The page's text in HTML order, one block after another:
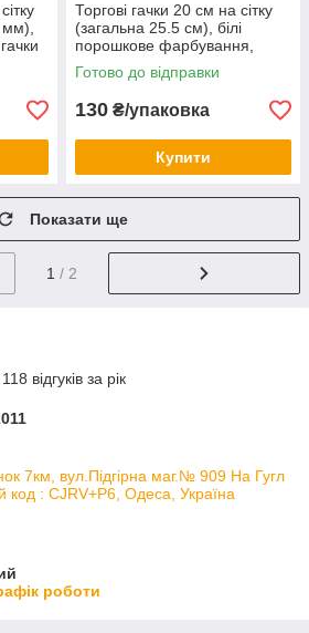
мм),
см
Торгові гачки 20 см на сітку
(загальна 25.5 см), білі
порошкове фарбування,
діаметр 4 мм (упаковка 10
шт.)
Готово до відправки
130 ₴/упаковка
Купити
Показати ще
1 / 2
відгуків за рік
7км, вул.Підгірна маг.№ 909 На Гугл
код : CJRV+P6, Одеса, Україна
роботи